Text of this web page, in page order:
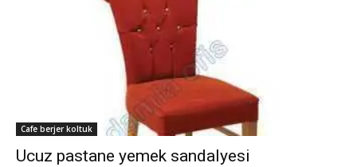
Cafe berjer koltuk
Ucuz pastane yemek sandalyesi